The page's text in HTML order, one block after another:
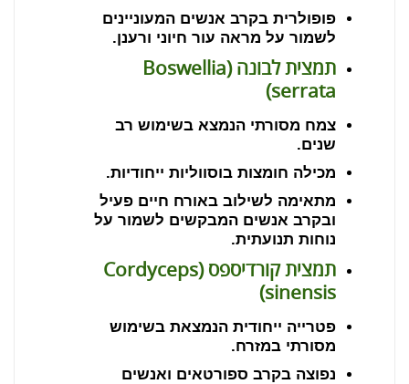
פופולרית בקרב אנשים המעוניינים
לשמור על מראה עור חיוני ורענן.
תמצית לבונה (Boswellia
serrata
)
צמח מסורתי הנמצא בשימוש רב
שנים.
מכילה חומצות בוסווליות ייחודיות.
מתאימה לשילוב באורח חיים פעיל
ובקרב אנשים המבקשים לשמור על
נוחות תנועתית.
תמצית קורדיספס (Cordyceps
sinensis
)
פטרייה ייחודית הנמצאת בשימוש
מסורתי במזרח.
נפוצה בקרב ספורטאים ואנשים